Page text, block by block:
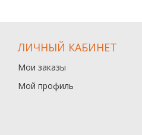
ЛИЧНЫЙ КАБИНЕТ
Мои заказы
Мой профиль